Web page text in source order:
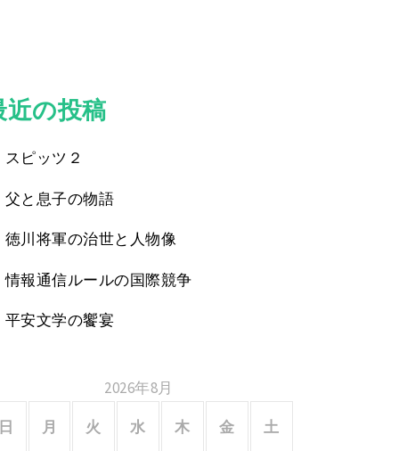
近の投稿
スピッツ２
父と息子の物語
徳川将軍の治世と人物像
情報通信ルールの国際競争
平安文学の饗宴
2026年8月
月 火 水 木 金 土